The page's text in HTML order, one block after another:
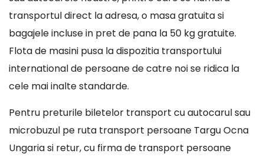
transportul direct la adresa, o masa gratuita si
bagajele incluse in pret de pana la 50 kg gratuite.
Flota de masini pusa la dispozitia transportului
international de persoane de catre noi se ridica la
cele mai inalte standarde.
Pentru preturile biletelor transport cu autocarul sau
microbuzul pe ruta transport persoane Targu Ocna
Ungaria si retur, cu firma de transport persoane